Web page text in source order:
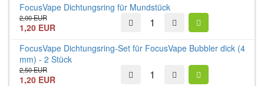
FocusVape Dichtungsring für Mundstück
2,00 EUR
1,20 EUR
FocusVape Dichtungsring-Set für FocusVape Bubbler dick (4
mm) - 2 Stück
2,50 EUR
1,20 EUR